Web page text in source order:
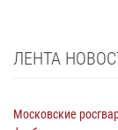
ЛЕНТА
Московские